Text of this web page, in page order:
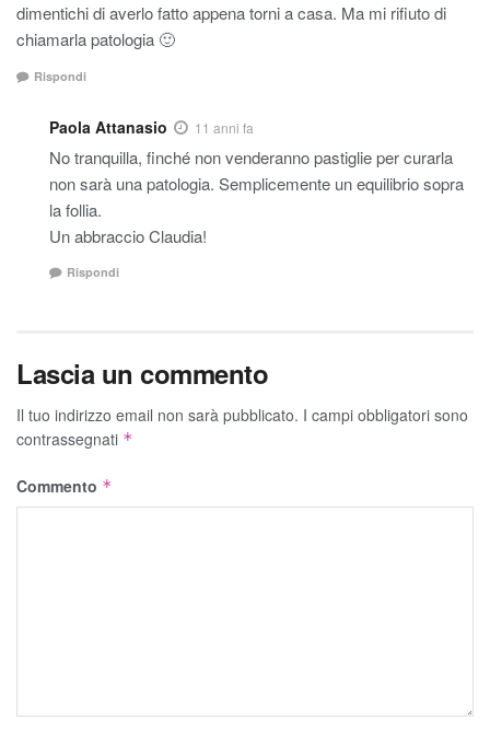
dimentichi di averlo fatto appena torni a casa. Ma mi rifiuto di
chiamarla patologia 🙂
Rispondi
Paola Attanasio 11 anni fa
No tranquilla, finché non venderanno pastiglie per curarla
non sarà una patologia. Semplicemente un equilibrio sopra
la follia.
Un abbraccio Claudia!
Rispondi
Lascia un commento
Il tuo indirizzo email non sarà pubblicato. I campi obbligatori sono
contrassegnati *
Commento *